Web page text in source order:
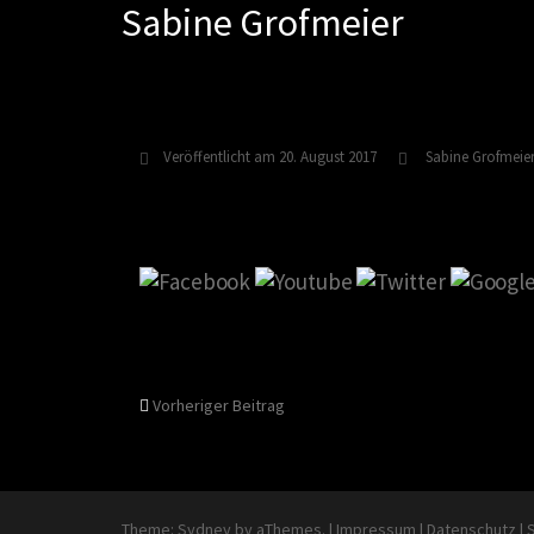
Sabine Grofmeier
Veröffentlicht am 20. August 2017 Sabine Grofmeier
Vorheriger Beitrag
Theme: Sydney by aThemes. | Impressum | Datenschutz |